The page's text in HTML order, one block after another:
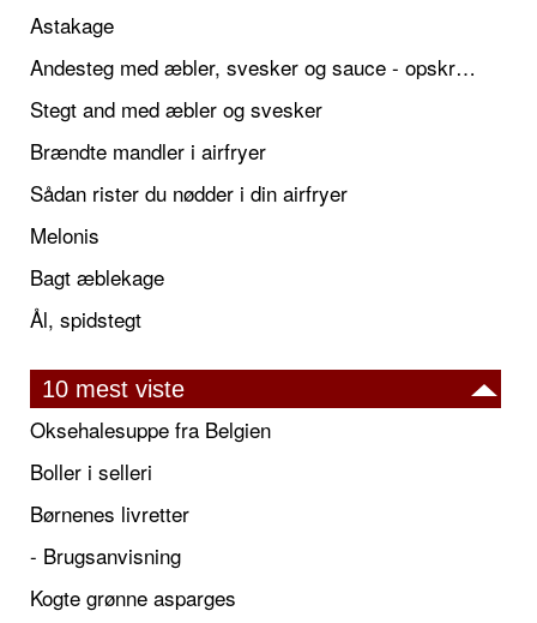
Astakage
Andesteg med æbler, svesker og sauce - opskrift også til jul
Stegt and med æbler og svesker
Brændte mandler i airfryer
Sådan rister du nødder i din airfryer
Melonis
Bagt æblekage
Ål, spidstegt
10 mest viste
Oksehalesuppe fra Belgien
Boller i selleri
Børnenes livretter
- Brugsanvisning
Kogte grønne asparges